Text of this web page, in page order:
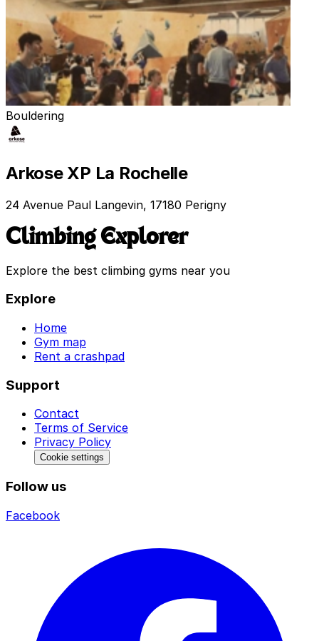
Bouldering
Arkose XP La Rochelle
24 Avenue Paul Langevin, 17180 Perigny
Climbing Explorer
Explore the best climbing gyms near you
Explore
Home
Gym map
Rent a crashpad
Support
Contact
Terms of Service
Privacy Policy
Cookie settings
Follow us
Facebook